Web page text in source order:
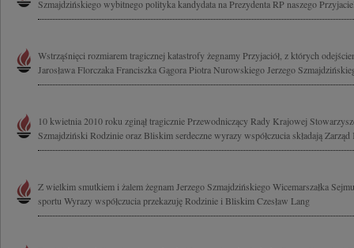
Szmajdzińskiego wybitnego polityka kandydata na Prezydenta RP naszego
Wstrząśnięci rozmiarem tragicznej katastrofy żegnamy Przyjaciół, z których
Jarosława Florczaka Franciszka Gągora Piotra Nurowskiego Jerzego
10 kwietnia 2010 roku zginął tragicznie Przewodniczący Rady Krajowej
Szmajdziński Rodzinie oraz Bliskim serdeczne wyrazy współczucia składają Zarząd
Z wielkim smutkiem i żalem żegnam Jerzego Szmajdzińskiego Wicemarszałka
sportu Wyrazy współczucia przekazuję Rodzinie i Bliskim Czesław Lang